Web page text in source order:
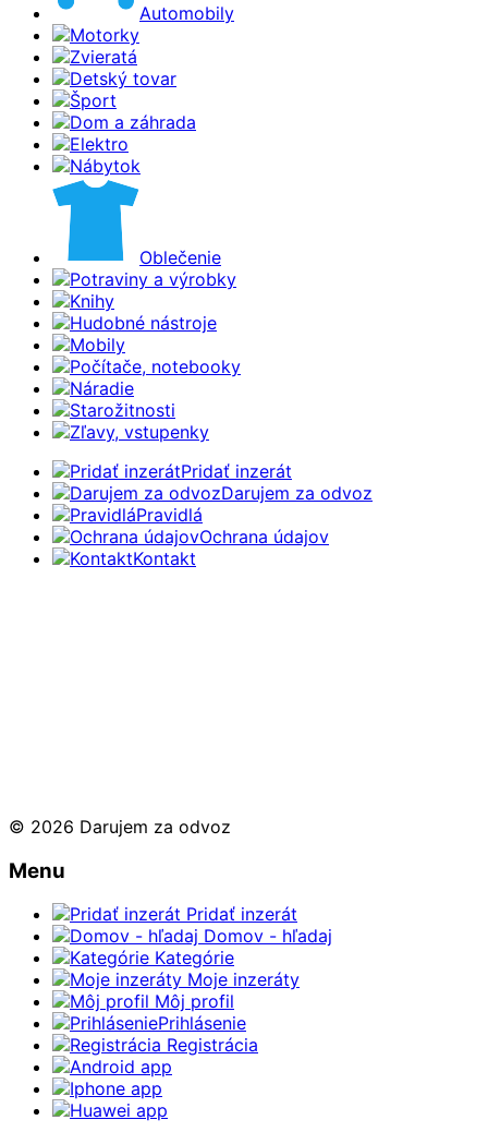
Automobily
Motorky
Zvieratá
Detský tovar
Šport
Dom a záhrada
Elektro
Nábytok
Oblečenie
Potraviny a výrobky
Knihy
Hudobné nástroje
Mobily
Počítače, notebooky
Náradie
Starožitnosti
Zľavy, vstupenky
Pridať inzerát
Darujem za odvoz
Pravidlá
Ochrana údajov
Kontakt
© 2026 Darujem za odvoz
Menu
Pridať inzerát
Domov - hľadaj
Kategórie
Moje inzeráty
Môj profil
Prihlásenie
Registrácia